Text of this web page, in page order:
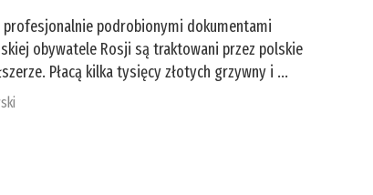
profesjonalnie podrobionymi dokumentami
obywatele Rosji są traktowani przez polskie
Płacą kilka tysięcy złotych grzywny i ...